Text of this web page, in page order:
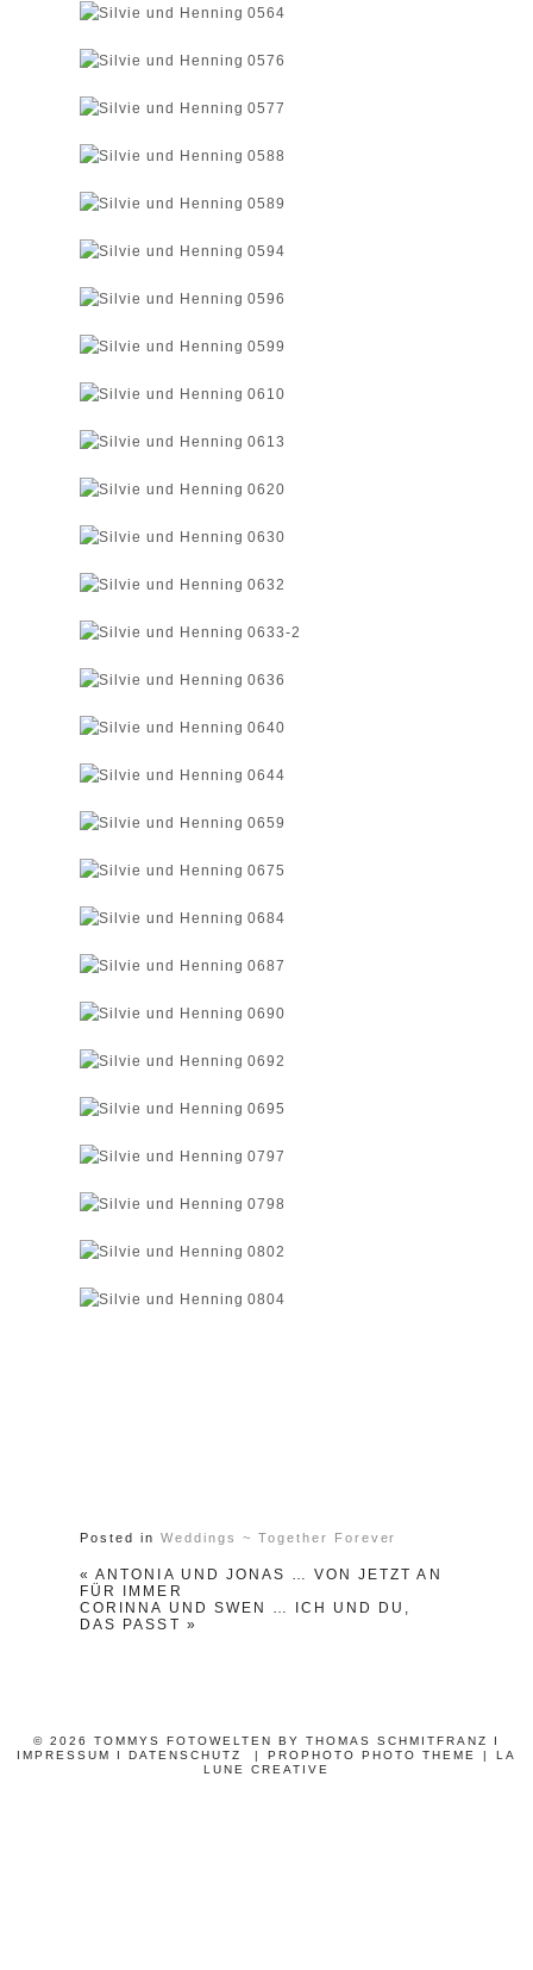
Posted in Weddings ~ Together Forever
« ANTONIA UND JONAS … VON JETZT AN
FÜR IMMER
CORINNA UND SWEN … ICH UND DU,
DAS PASST »
© 2026 TOMMYS FOTOWELTEN BY THOMAS SCHMITFRANZ I
IMPRESSUM
I DATENSCHUTZ | PROPHOTO PHOTO THEME |
LA
LUNE CREATIVE